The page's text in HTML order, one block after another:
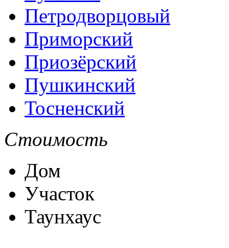
Петродворцовый
Приморский
Приозёрский
Пушкинский
Тосненский
Стоимость
Дом
Участок
Таунхаус